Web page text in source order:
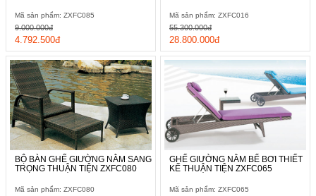
Mã sản phẩm: ZXFC085
4.792.500đ
9.000.000đ
Mã sản phẩm: ZXFC016
28.800.000đ
55.300.000đ
BỘ BÀN GHẾ GIƯỜNG NẰM SANG
TRỌNG THUẬN TIỆN ZXFC080
Mã sản phẩm: ZXFC080
GHẾ GIƯỜNG NẰM BỂ BƠI THIẾT
KẾ THUẬN TIỆN ZXFC065
Mã sản phẩm: ZXFC065